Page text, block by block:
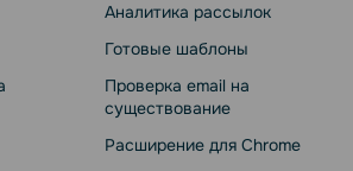
Аналитика рассылок
Готовые шаблоны
Проверка email на
существование
Расширение для Chrome